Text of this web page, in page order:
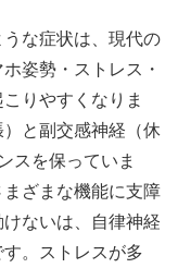
うな症状は、現代の
姿勢・ストレス・
りやすくなりま
と副交感神経（休
スを保っていま
ざまな機能に支障
ないは、自律神経
。ストレスが多